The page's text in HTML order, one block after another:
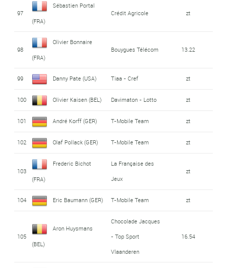
97
Sébastien Portal
(FRA)
Crédit Agricole zt
98
Olivier Bonnaire
(FRA)
Bouygues Télécom 13.22
99 Danny Pate (USA) Tiaa - Cref zt
100 Olivier Kaisen (BEL) Davimaton - Lotto zt
101 André Korff (GER) T-Mobile Team zt
102 Olaf Pollack (GER) T-Mobile Team zt
103
Frederic Bichot
(FRA)
La Française des
Jeux
zt
104 Eric Baumann (GER) T-Mobile Team zt
105
Aron Huysmans
(BEL)
Chocolade Jacques
- Top Sport
Vlaanderen
16.54